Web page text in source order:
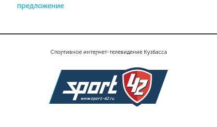
Спортивное интернет-телевидение Кузбасса
предложение